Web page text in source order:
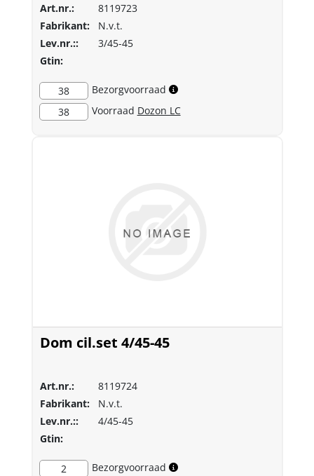
Art.nr.:
8119723
Fabrikant:
N.v.t.
Lev.nr.::
3/45-45
Gtin:
38
Bezorgvoorraad
38
Voorraad Dozon LC
Dom cil.set 4/45-45
Art.nr.:
8119724
Fabrikant:
N.v.t.
Lev.nr.::
4/45-45
Gtin:
2
Bezorgvoorraad